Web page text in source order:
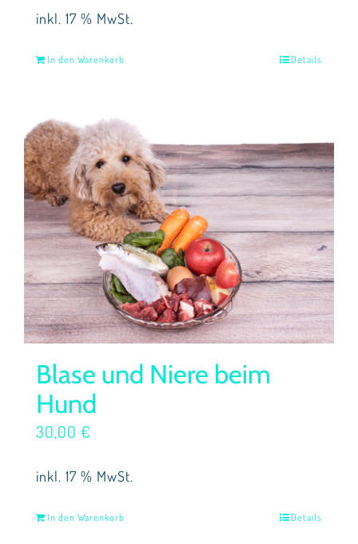
inkl. 17 % MwSt.
In den Warenkorb Details
Blase und Niere beim
Hund
30,00 €
inkl. 17 % MwSt.
In den Warenkorb Details